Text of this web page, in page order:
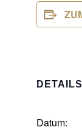
DETAILS
Datum: